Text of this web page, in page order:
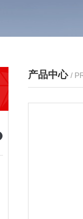
产品中心 /